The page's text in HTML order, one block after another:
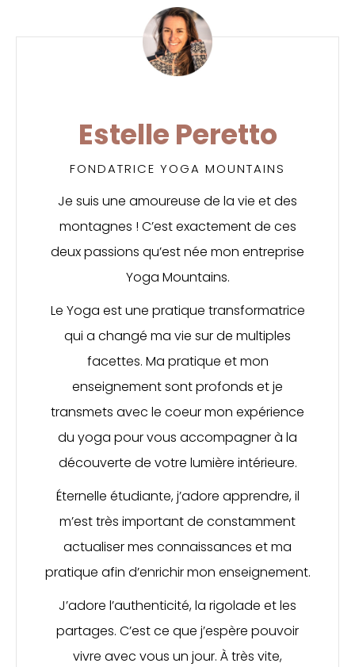
Estelle Peretto
FONDATRICE YOGA MOUNTAINS
Je suis une amoureuse de la vie et des
montagnes ! C’est exactement de ces
deux passions qu’est née mon entreprise
Yoga Mountains.
Le Yoga est une pratique transformatrice
qui a changé ma vie sur de multiples
facettes. Ma pratique et mon
enseignement sont profonds et je
transmets avec le coeur mon expérience
du yoga pour vous accompagner à la
découverte de votre lumière intérieure.
Éternelle étudiante, j’adore apprendre, il
m’est très important de constamment
actualiser mes connaissances et ma
pratique afin d’enrichir mon enseignement.
J’adore l’authenticité, la rigolade et les
partages. C’est ce que j’espère pouvoir
vivre avec vous un jour. À très vite,